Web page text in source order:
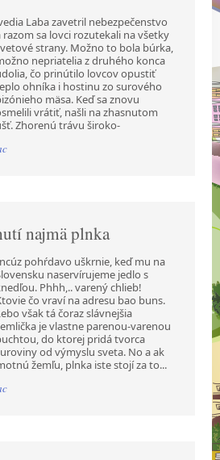
Laba zavetril nebezpečenstvo
razom sa lovci rozutekali na všetky
strany. Možno to bola búrka,
nepriatelia z druhého konca
čo prinútilo lovcov opustiť
ohníka i hostinu zo surového
mäsa. Keď sa znovu
vrátiť, našli na zhasnutom
Zhorenú trávu široko-
najmä plnka
pohŕdavo uškrnie, keď mu na
naservírujeme jedlo s
Phhh,.. varený chlieb!
čo vraví na adresu bao buns.
však tá čoraz slávnejšia
je vlastne parenou-varenou
do ktorej pridá tvorca
od výmyslu sveta. No a ak
žemľu, plnka iste stojí za to...